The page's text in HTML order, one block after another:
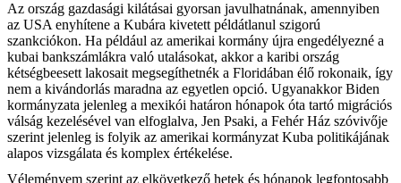
Az ország gazdasági kilátásai gyorsan javulhatnának, amennyiben
az USA enyhítene a Kubára kivetett példátlanul szigorú
szankciókon. Ha például az amerikai kormány újra engedélyezné a
kubai bankszámlákra való utalásokat, akkor a karibi ország
kétségbeesett lakosait megsegíthetnék a Floridában élő rokonaik, így
nem a kivándorlás maradna az egyetlen opció. Ugyanakkor Biden
kormányzata jelenleg a mexikói határon hónapok óta tartó migrációs
válság kezelésével van elfoglalva, Jen Psaki, a Fehér Ház szóvivője
szerint jelenleg is folyik az amerikai kormányzat Kuba politikájának
alapos vizsgálata és komplex értékelése.
Véleményem szerint az elkövetkező hetek és hónapok legfontosabb